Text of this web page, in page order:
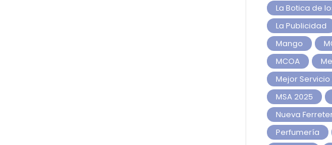
La Botica de
La Publicidad
Mango
MCOA
Mejor
MSA 2025
Nueva
Perfumería